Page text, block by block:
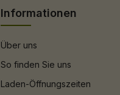
Informationen
Über uns
So finden Sie uns
Laden-Öffnungszeiten